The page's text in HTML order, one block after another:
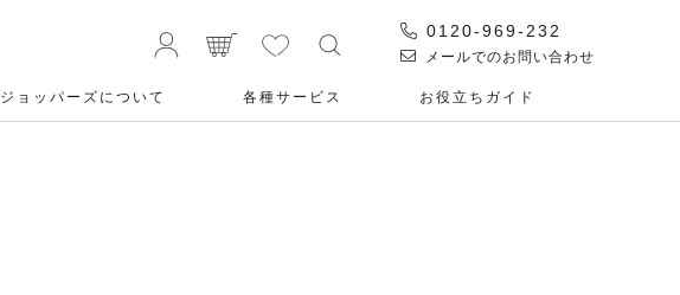
0120-969-232
メールでのお問い合わせ
ジョッパーズについて 各種サービス お役⽴ちガイド